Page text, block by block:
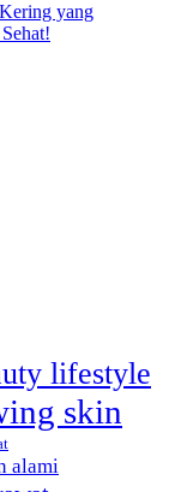
yang
lifestyle
skin
alami